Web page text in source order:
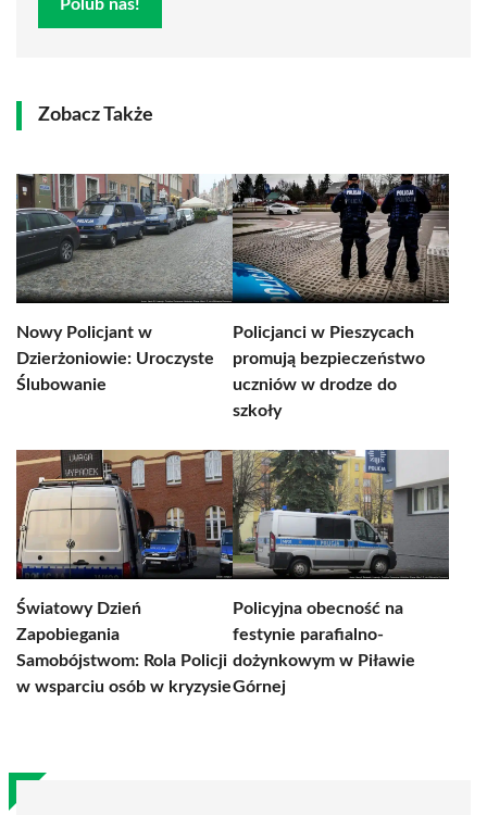
Polub nas!
Zobacz Także
Nowy Policjant w
Dzierżoniowie: Uroczyste
Ślubowanie
Policjanci w Pieszycach
promują bezpieczeństwo
uczniów w drodze do
szkoły
Światowy Dzień
Zapobiegania
Samobójstwom: Rola Policji
w wsparciu osób w kryzysie
Policyjna obecność na
festynie parafialno-
dożynkowym w Piławie
Górnej